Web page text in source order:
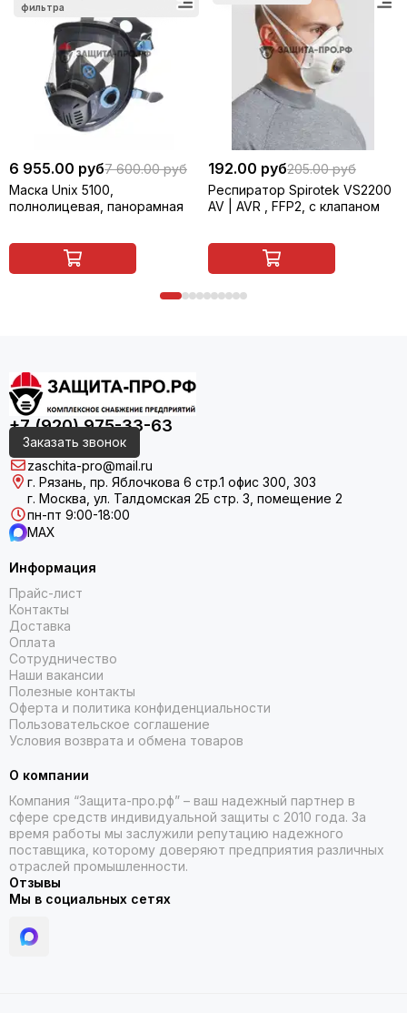
6 955.00 руб7 600.00 руб
Маска Unix 5100,
полнолицевая, панорамная
192.00 руб205.00 руб
Респиратор Spirotek VS2200
AV | AVR , FFP2, с клапаном
+7 (920) 975-33-63
Заказать звонок
zaschita-pro@mail.ru
г. Рязань, пр. Яблочкова 6 стр.1 офис 300, 303
г. Москва, ул. Талдомская 2Б стр. 3, помещение 2
пн-пт 9:00-18:00
MAX
Информация
Прайс-лист
Контакты
Доставка
Оплата
Сотрудничество
Наши вакансии
Полезные контакты
Оферта и политика конфиденциальности
Пользовательское соглашение
Условия возврата и обмена товаров
О компании
Компания “Защита-про.рф” – ваш надежный партнер в
сфере средств индивидуальной защиты с 2010 года. За
время работы мы заслужили репутацию надежного
поставщика, которому доверяют предприятия различных
отраслей промышленности.
Отзывы
Мы в социальных сетях